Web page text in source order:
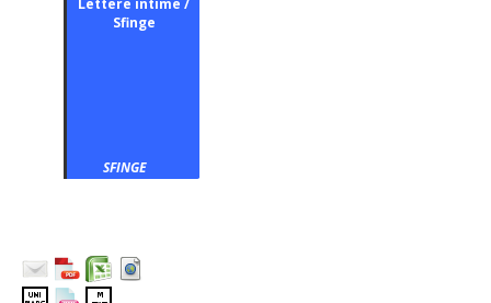
Lettere intime /
Sfinge
SFINGE